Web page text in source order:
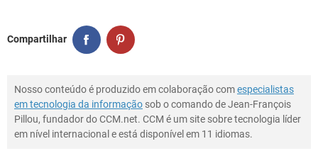
Compartilhar
Nosso conteúdo é produzido em colaboração comespecialistas
em tecnologia da informação sob o comando de Jean-François
Pillou, fundador do CCM.net. CCM é um site sobre tecnologia líder
em nível internacional e está disponível em 11 idiomas.